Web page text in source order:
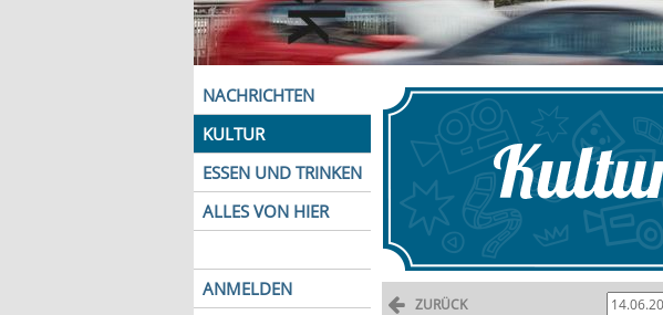
NACHRICHTEN
KULTUR
ESSEN UND TRINKEN
ALLES VON HIER
ANMELDEN
ZURÜCK